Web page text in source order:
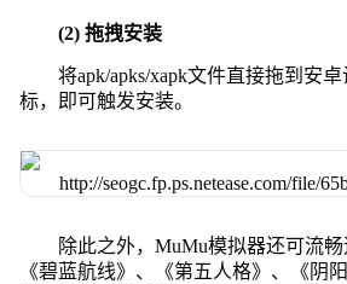
(2) 拖拽安装
将apk/apks/xapk文件直接拖到安
标，即可触发安装。
除此之外，MuMu模拟器还可流畅
《碧蓝航线》、《第五人格》、《阴